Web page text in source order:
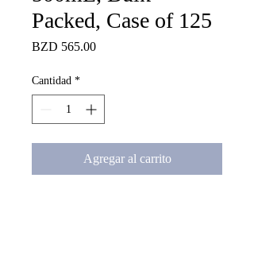
Packed, Case of 125
BZD 565.00Precio
Cantidad *
Agregar al carrito